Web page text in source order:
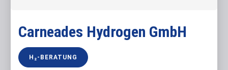
Carneades Hydrogen GmbH
H₂-BERATUNG